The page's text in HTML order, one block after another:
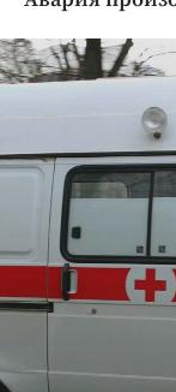
Криминал
Культура
Погода
Праздники
Спорт